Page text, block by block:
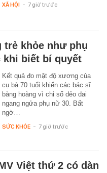
XÃ HỘI - 7 giờ trước
trẻ khỏe như phụ
khi biết bí quyết
Kết quả đo mật độ xương của
cụ bà 70 tuổi khiến các bác sĩ
bàng hoàng vì chỉ số dẻo dai
ngang ngửa phụ nữ 30. Bất
ngờ…
SỨC KHỎE - 7 giờ trước
Việt thứ 2 có dàn